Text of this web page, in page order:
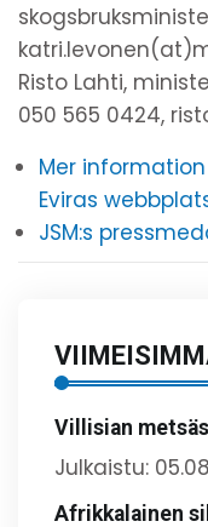
Risto Lahti,
050 565 0424,
Mer
Eviras
JSM:s
Villisian
Julkaistu:
Afrikkalainen